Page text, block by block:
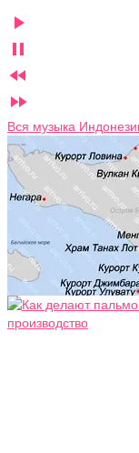




Вся музыка